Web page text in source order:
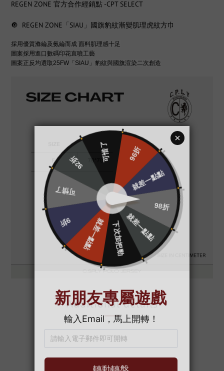
REGEN ZONE 官方合作經銷點 -CPT SELECT
🔘 REGEN ZONE「SIAU」國旗豹紋漸變肌理虎紋方巾
採用優質滌綸及氨綸而成 面料肌理感十足
圖案採用進口數碼印花直噴工藝
圖案正反均選取25FW「SIAU」豹紋與國旗渲染二次創造
Additional details